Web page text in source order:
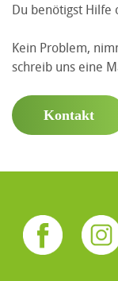
Du benötigst Hilfe
Kein Problem,
schreib uns eine
Kontakt